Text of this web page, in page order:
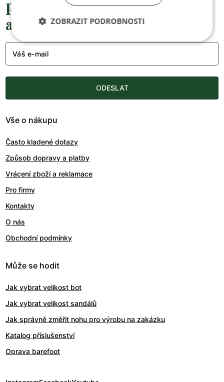
Přednostní informace o soutěžích,
akcích a novinkách
Váš e-mail
ODESLAT
Vše o nákupu
Často kladené dotazy
Způsob dopravy a platby
Vrácení zboží a reklamace
Pro firmy
Kontakty
O nás
Obchodní podmínky
Může se hodit
Jak vybrat velikost bot
Jak vybrat velikost sandálů
Jak správně změřit nohu pro výrobu na zakázku
Katalog příslušenství
Oprava barefoot
ZOBRAZIT PODROBNOSTI